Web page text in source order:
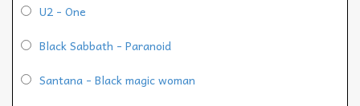
U2 - One
Black Sabbath - Paranoid
Santana - Black magic woman